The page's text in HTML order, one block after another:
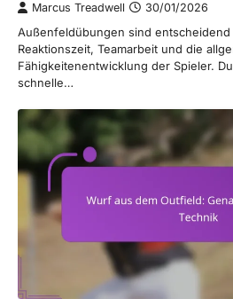
Marcus Treadwell 30/01/2026
Außenfeldübungen sind
Reaktionszeit, Teamarbeit und die
Fähigkeitenentwicklung der Spieler.
schnelle…